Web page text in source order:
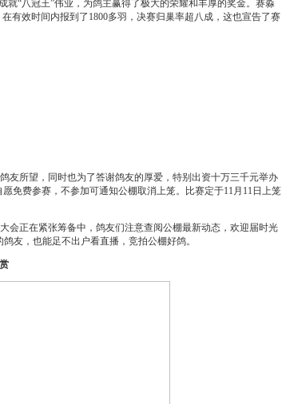
就“八冠王”伟业，为鸽主赢得了极大的荣耀和丰厚的奖金。赛淼
有效时间内报到了1800多羽，决赛归巢率超八成，这也宣告了赛
所望，同时也为了答谢鸽友的厚爱，特别出资十万三千元举办
免费参赛，不参加可通知公棚取消上笼。比赛定于11月11日上笼
正在紧张筹备中，鸽友们注意查阅公棚最新动态，欢迎届时光
友，也能足不出户看直播，竞拍公棚好鸽。